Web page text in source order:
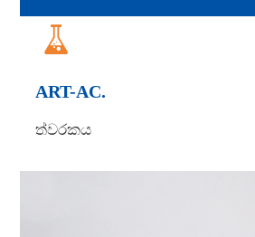

ART-AC.
ත්වරකය